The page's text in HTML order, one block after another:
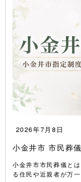
2026年7月8日
小金井市 市民葬
小金井市市民葬儀と
る住民や近親者が万